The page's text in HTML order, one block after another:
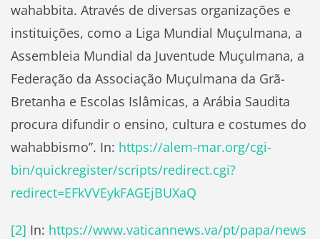
wahabbita. Através de diversas organizações e
instituições, como a Liga Mundial Muçulmana, a
Assembleia Mundial da Juventude Muçulmana, a
Federação da Associação Muçulmana da Grã-
Bretanha e Escolas Islâmicas, a Arábia Saudita
procura difundir o ensino, cultura e costumes do
wahabbismo”. In: https://alem-mar.org/cgi-
bin/quickregister/scripts/redirect.cgi?
redirect=EFkVVEykFAGEjBUXaQ
[2] In: https://www.vaticannews.va/pt/papa/news